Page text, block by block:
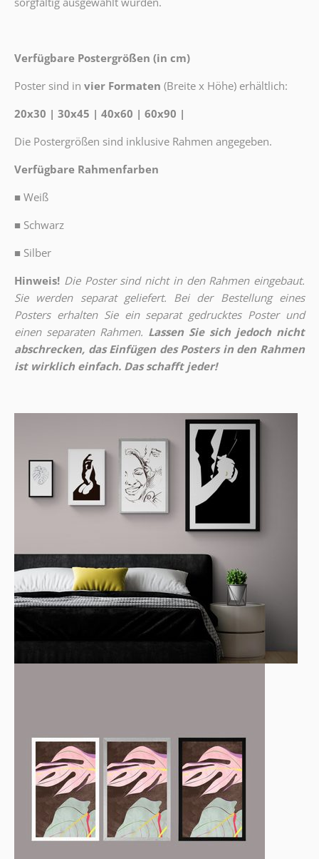
Verfügbare Postergrößen (in cm)
Poster sind in vier Formaten (Breite x Höhe) erhältlich:
20x30 | 30x45 | 40x60 | 60x90 |
Die Postergrößen sind inklusive Rahmen angegeben.
Verfügbare Rahmenfarben
■ Weiß
■ Schwarz
■ Silber
Hinweis! Die Poster sind nicht in den Rahmen eingebaut.
Sie werden separat geliefert. Bei der Bestellung eines
Posters erhalten Sie ein separat gedrucktes Poster und
einen separaten Rahmen. Lassen Sie sich jedoch nicht
abschrecken, das Einfügen des Posters in den Rahmen
ist wirklich einfach. Das schafft jeder!